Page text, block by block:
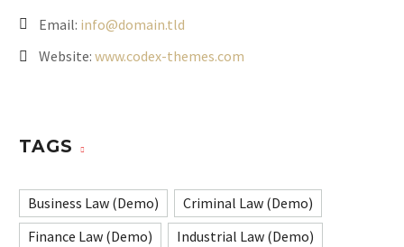
Email: info@domain.tld
Website: www.codex-themes.com
TAGS
Business Law (Demo)
Criminal Law (Demo)
Finance Law (Demo)
Industrial Law (Demo)